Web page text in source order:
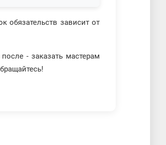
обязательств зависит от
- заказать мастерам